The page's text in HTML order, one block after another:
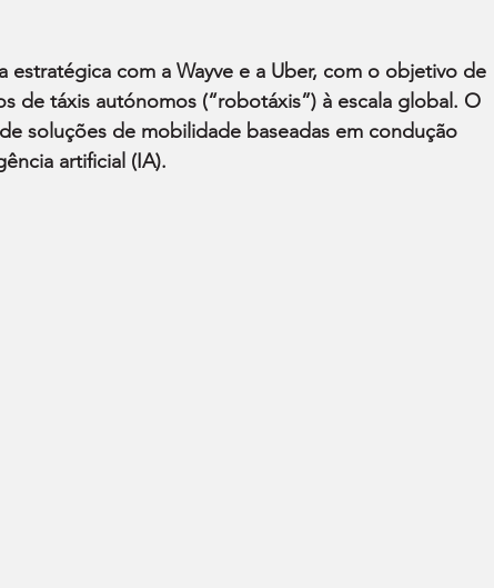
estratégica com a Wayve e a Uber, com o objetivo de
de táxis autónomos (“robotáxis”) à escala global. O
soluções de mobilidade baseadas em condução
artificial (IA).